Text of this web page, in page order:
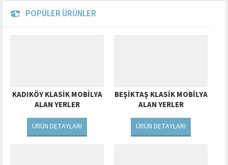
POPÜLER ÜRÜNLER
KADIKÖY KLASIK MOBILYA
ALAN YERLER
ÜRÜN DETAYLARI
BEŞIKTAŞ KLASIK MOBILYA
ALAN YERLER
ÜRÜN DETAYLARI